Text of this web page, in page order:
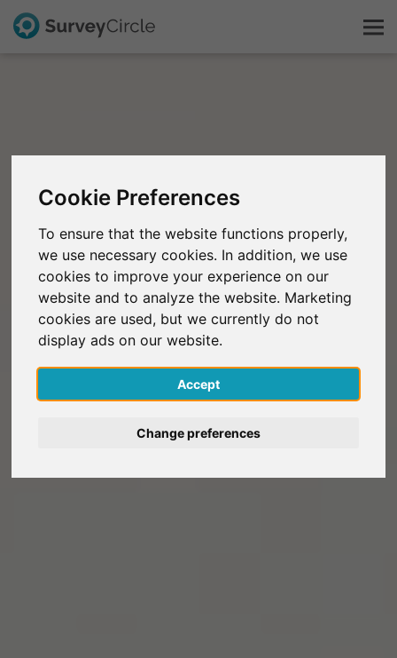
Cookie Preferences
To ensure that the website functions properly,
we use necessary cookies. In addition, we use
cookies to improve your experience on our
website and to analyze the website. Marketing
cookies are used, but we currently do not
display ads on our website.
Accept
Change preferences
Explorer la recherche
FAQ
S'inscrire gratuitement
S'inscrire
English
Deutsch
Nederlands